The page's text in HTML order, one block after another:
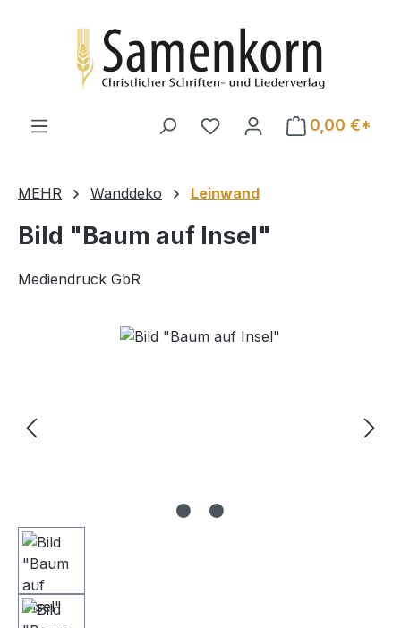
0,00 €*
MEHR Wanddeko Leinwand
Bild "Baum auf Insel"
Mediendruck GbR
Bildergalerie überspringen